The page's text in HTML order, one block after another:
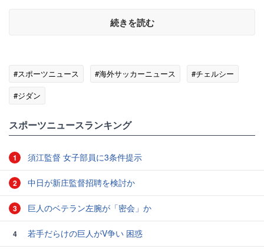
続きを読む
#スポーツニュース #海外サッカーニュース
#チェルシー
#ジダン
スポーツニュースランキング
1 須江監督 女子部員に3条件提示
2 中日が新庄監督招聘を検討か
3 巨人のベテラン左腕が「密会」か
4 若手だらけの巨人がV争い 困惑